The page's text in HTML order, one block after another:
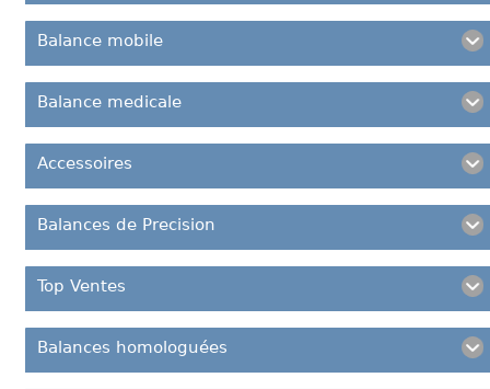
Balance mobile
Balance medicale
Accessoires
Balances de Precision
Top Ventes
Balances homologuées